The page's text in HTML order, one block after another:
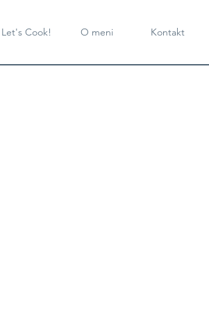
Let's Cook! O meni Kontakt